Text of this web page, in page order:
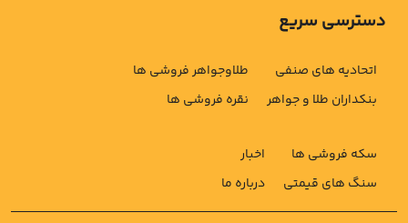
دسترسی سریع
اتحادیه های صنفی
بنکداران طلا و جواهر
طلاوجواهر فروشی ها
نقره فروشی ها
سکه فروشی ها
سنگ های قیمتی
اخبار
درباره ما